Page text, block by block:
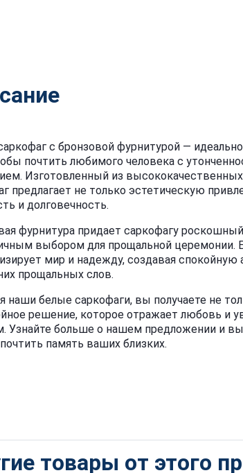
с бронзовой фурнитурой —
почтить любимого человека с
Изготовленный из высококачественных
предлагает не только эстетическую
и долговечность.
фурнитура придает саркофагу
выбором для прощальной церемонии.
мир и надежду, создавая спокойную
прощальных слов.
наши белые саркофаги, вы получаете не
решение, которое отражает любовь и
Узнайте больше о нашем предложении и
память ваших близких.
товары от этого